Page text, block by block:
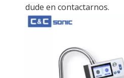
dude en contactarnos.